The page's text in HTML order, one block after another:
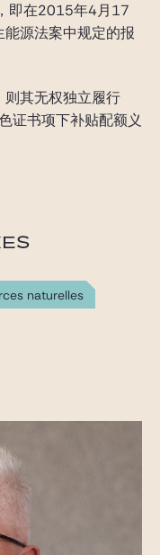
即在2015年4月17
源法案中规定的报
其无权独立履行
证书项下补贴配额义
naturelles